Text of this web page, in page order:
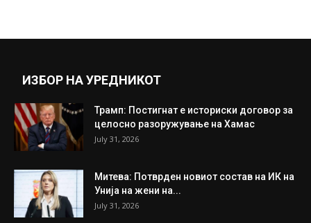
ИЗБОР НА УРЕДНИКОТ
Трамп: Постигнат е историски договор за
целосно разоружување на Хамас
July 31, 2026
Митева: Потврден новиот состав на ИК на
Унија на жени на...
July 31, 2026